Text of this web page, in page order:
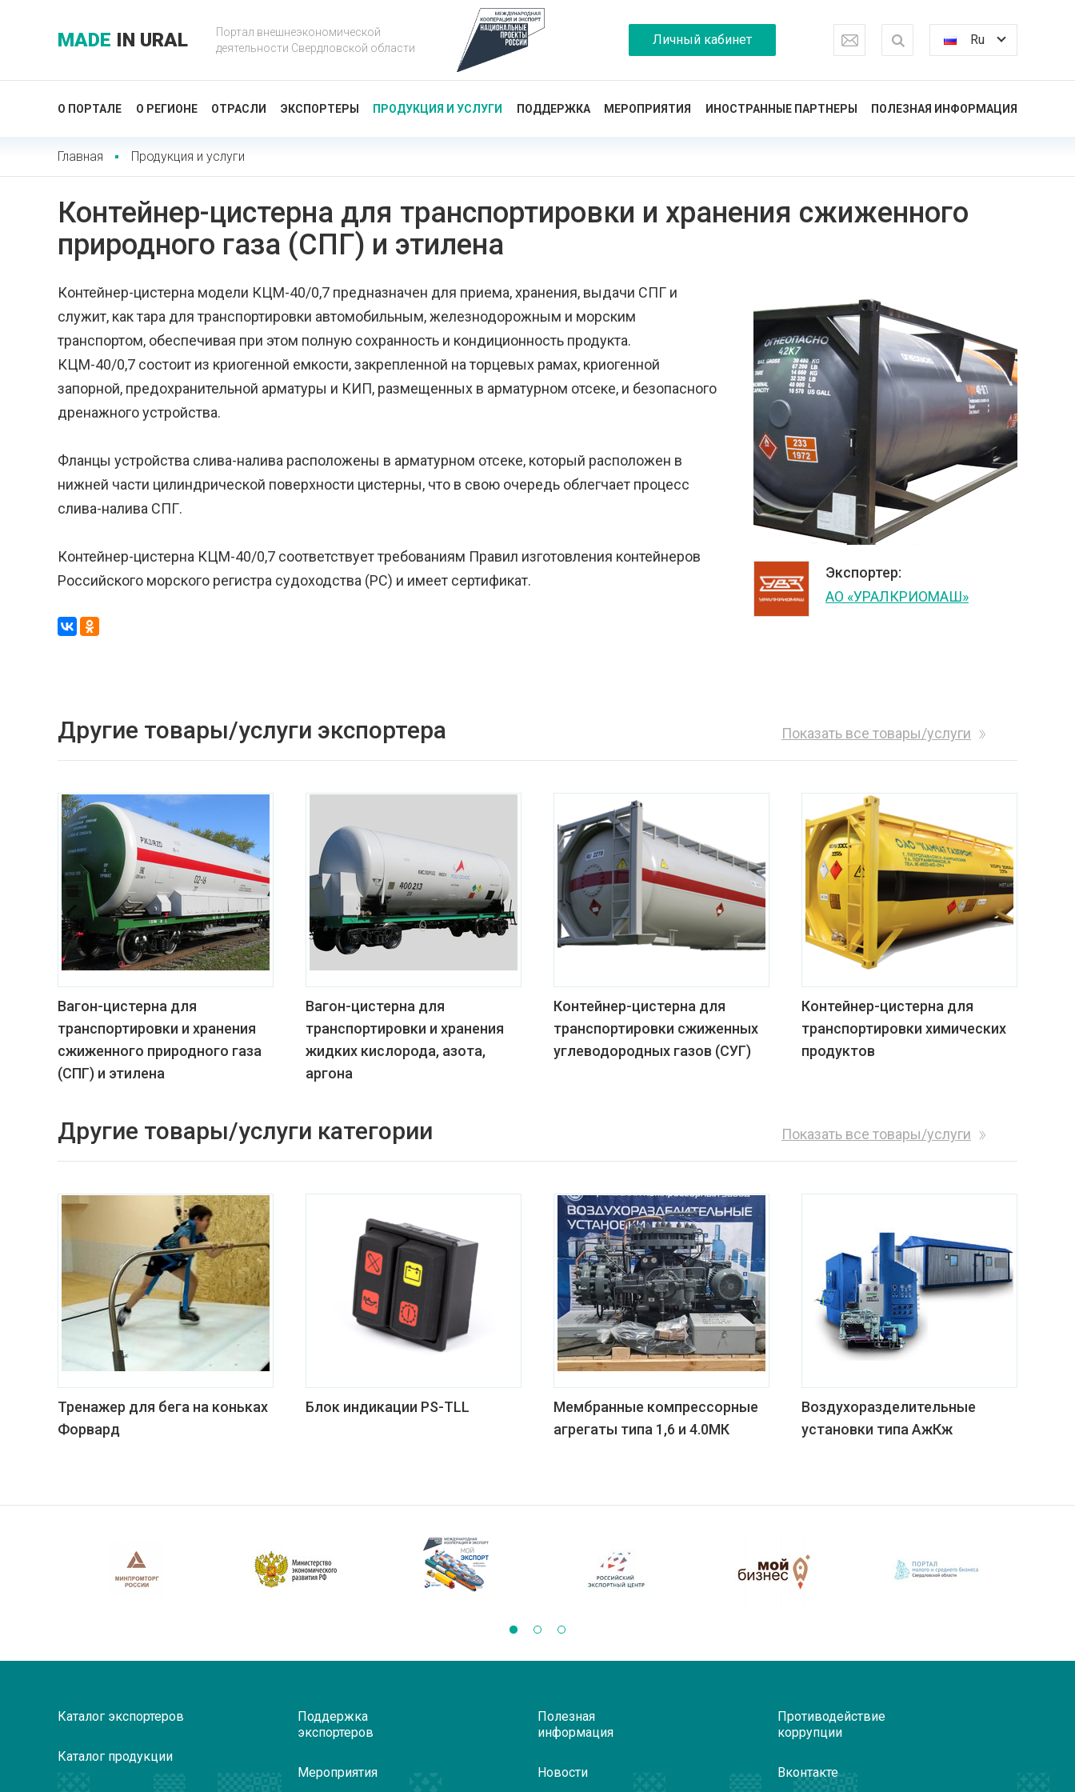
MADE IN URAL
Портал внешнеэкономической
деятельности Свердловской области
Личный кабинет Ru
О ПОРТАЛЕ О РЕГИОНЕ ОТРАСЛИ ЭКСПОРТЕРЫ ПРОДУКЦИЯ И УСЛУГИ ПОДДЕРЖКА МЕРОПРИЯТИЯ ИНОСТРАННЫЕ ПАРТНЕРЫ ПОЛЕЗНАЯ ИНФОРМАЦИЯ
Главная Продукция и услуги
Контейнер-цистерна для транспортировки и хранения сжиженного
природного газа (СПГ) и этилена
Экспортер:
АО «УРАЛКРИОМАШ»
Контейнер-цистерна модели КЦМ-40/0,7 предназначен для приема, хранения, выдачи СПГ и
служит, как тара для транспортировки автомобильным, железнодорожным и морским
транспортом, обеспечивая при этом полную сохранность и кондиционность продукта.
КЦМ-40/0,7 состоит из криогенной емкости, закрепленной на торцевых рамах, криогенной
запорной, предохранительной арматуры и КИП, размещенных в арматурном отсеке, и безопасного
дренажного устройства.
Фланцы устройства слива-налива расположены в арматурном отсеке, который расположен в
нижней части цилиндрической поверхности цистерны, что в свою очередь облегчает процесс
слива-налива СПГ.
Контейнер-цистерна КЦМ-40/0,7 соответствует требованиям Правил изготовления контейнеров
Российского морского регистра судоходства (РС) и имеет сертификат.
Другие товары/услуги экспортера Показать все товары/услуги
Вагон-цистерна для
транспортировки и хранения
сжиженного природного газа
(СПГ) и этилена
Вагон-цистерна для
транспортировки и хранения
жидких кислорода, азота,
аргона
Контейнер-цистерна для
транспортировки сжиженных
углеводородных газов (СУГ)
Контейнер-цистерна для
транспортировки химических
продуктов
Другие товары/услуги категории Показать все товары/услуги
Тренажер для бега на коньках
Форвард
Блок индикации PS-TLL
Мембранные компрессорные
агрегаты типа 1,6 и 4.0МК
Воздухоразделительные
установки типа АжКж
Каталог экспортеров
Каталог продукции
Поддержка
экспортеров
Мероприятия
Полезная
информация
Новости
Противодействие
коррупции
Вконтакте